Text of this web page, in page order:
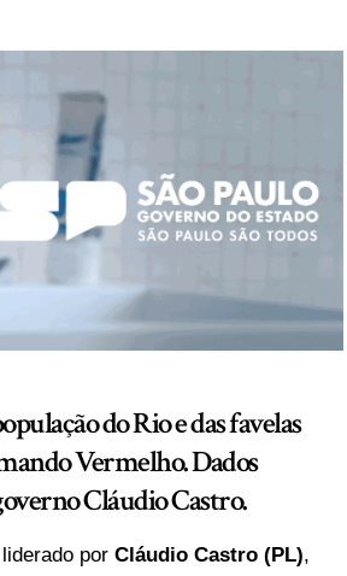
do Rio e das favelas
Vermelho. Dados
Cláudio Castro.
liderado porCláudio Castro (PL),